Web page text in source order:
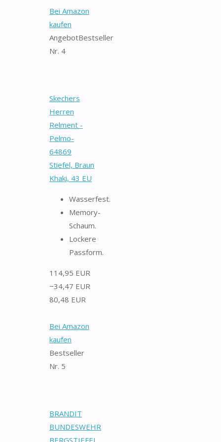
Bei Amazon
kaufen
AngebotBestseller
Nr. 4
Skechers
Herren
Relment -
Pelmo-
64869
Stiefel, Braun
Khaki, 43 EU
Wasserfest.
Memory-
Schaum.
Lockere
Passform.
114,95 EUR
−34,47 EUR
80,48 EUR
Bei Amazon
kaufen
Bestseller
Nr. 5
BRANDIT
BUNDESWEHR